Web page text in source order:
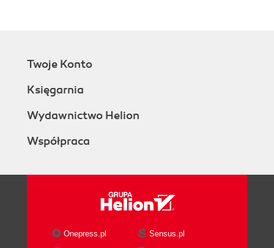
47. Człowiek, który przyszedł z Pepsi
49. Zmiana stron
51. Ostatni i najlepszy Piotruś Pan
Część piąta. Żółw i zając
55. Zbliża się wichura Nie, to nie metafora
58. Na górze róże
Twoje Konto
Księgarnia
Wydawnictwo Helion
Współpraca
Onepress.pl
Sensus.pl